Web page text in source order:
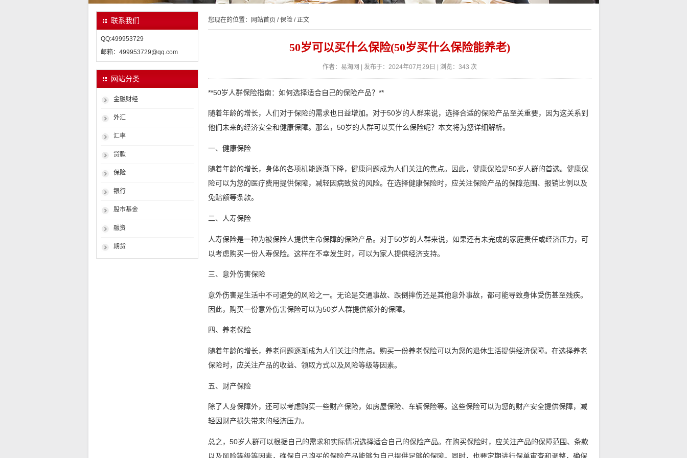
联系我们
QQ:499953729
邮箱：499953729@qq.com
网站分类
金融财经
外汇
汇率
贷款
保险
银行
股市基金
融资
期货
您现在的位置： 网站首页 /保险/ 正文
50岁可以买什么保险(50岁买什么保险能养老)
作者：易淘网 | 发布于：2024年07月29日 | 浏览：343 次
**50岁人群保险指南：如何选择适合自己的保险产品？**
随着年龄的增长，人们对于保险的需求也日益增加。对于50岁的人群来说，选择合适的保险产品至关重要，因为这关系到
他们未来的经济安全和健康保障。那么，50岁的人群可以买什么保险呢？本文将为您详细解析。
一、健康保险
随着年龄的增长，身体的各项机能逐渐下降，健康问题成为人们关注的焦点。因此，健康保险是50岁人群的首选。健康保
险可以为您的医疗费用提供保障，减轻因病致贫的风险。在选择健康保险时，应关注保险产品的保障范围、报销比例以及
免赔额等条款。
二、人寿保险
人寿保险是一种为被保险人提供生命保障的保险产品。对于50岁的人群来说，如果还有未完成的家庭责任或经济压力，可
以考虑购买一份人寿保险。这样在不幸发生时，可以为家人提供经济支持。
三、意外伤害保险
意外伤害是生活中不可避免的风险之一。无论是交通事故、跌倒摔伤还是其他意外事故，都可能导致身体受伤甚至残疾。
因此，购买一份意外伤害保险可以为50岁人群提供额外的保障。
四、养老保险
随着年龄的增长，养老问题逐渐成为人们关注的焦点。购买一份养老保险可以为您的退休生活提供经济保障。在选择养老
保险时，应关注产品的收益、领取方式以及风险等级等因素。
五、财产保险
除了人身保障外，还可以考虑购买一些财产保险，如房屋保险、车辆保险等。这些保险可以为您的财产安全提供保障，减
轻因财产损失带来的经济压力。
总之，50岁人群可以根据自己的需求和实际情况选择适合自己的保险产品。在购买保险时，应关注产品的保障范围、条款
以及风险等级等因素，确保自己购买的保险产品能够为自己提供足够的保障。同时，也要定期进行保单审查和调整，确保